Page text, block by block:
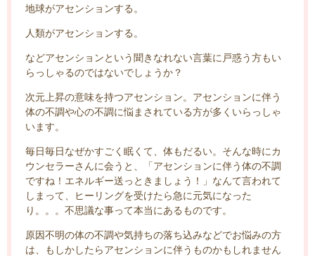
地球がアセンションする。
人類がアセンションする。
などアセンションという聞きなれない言葉に戸惑う方もい
らっしゃるのではないでしょうか？
次元上昇の意味を持つアセンション。アセンションに伴う
体の不調や心の不調に悩まされている方が多くいらっしゃ
います。
毎日毎日なぜかすごく眠くて、体もだるい。そんな時にカ
ウンセラーさんに会うと、「アセンションに伴う体の不調
ですね！エネルギー送っときましょう！」なんて言われて
しまって、ヒーリングを受けたら急に元気になった
り。。。不思議な事って本当にあるものです。
原因不明の体の不調や気持ちの落ち込みなどでお悩みの方
は、もしかしたらアセンションに伴うものかもしれません